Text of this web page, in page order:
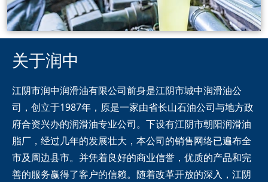
关于润中
江阴市润中润滑油有限公司前身是江阴市城中润滑油公
司，创立于1987年，原是一家由省长山石油公司与地方政
府合资兴办的润滑油专业公司。下设有江阴市朝阳润滑油
脂厂，经过几年的发展壮大，本公司的销售网络已遍布全
市及周边县市。并凭着良好的商业信誉，优质的产品和完
善的服务赢得了客户的信赖。随着改革开放的深入，江阴